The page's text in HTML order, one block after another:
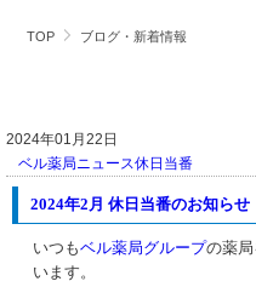
TOP ブログ・新着情報
2024年01月22日
ベル薬局ニュース休日当番
2024年2月 休日当番のお知ら
いつもベル薬局グループの薬
います。